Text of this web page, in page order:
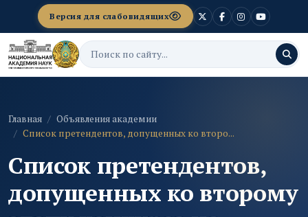
Версия для слабовидящих
Главная
Объявления академии
Список претендентов, допущенных ко второ...
Список претендентов,
допущенных ко второму